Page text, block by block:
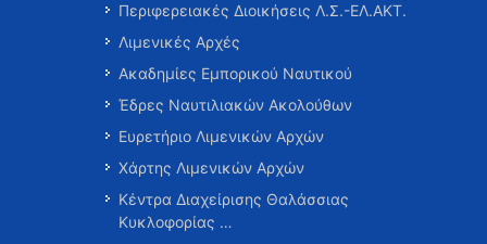
Περιφερειακές Διοικήσεις Λ.Σ.-ΕΛ.ΑΚΤ.
Λιμενικές Αρχές
Ακαδημίες Εμπορικού Ναυτικού
Έδρες Ναυτιλιακών Ακολούθων
Ευρετήριο Λιμενικών Αρχών
Χάρτης Λιμενικών Αρχών
Κέντρα Διαχείρισης Θαλάσσιας
Κυκλοφορίας …